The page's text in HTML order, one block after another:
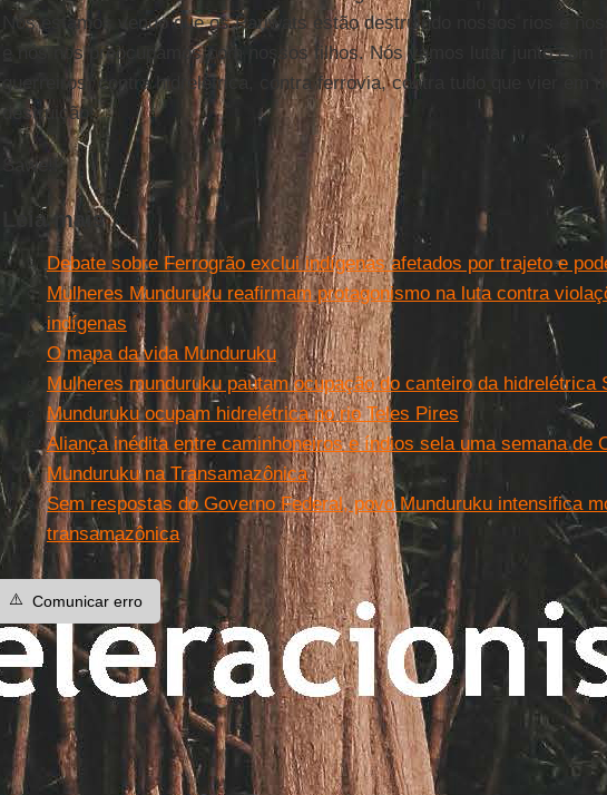
Nós estamos vendo que os Pariwats estão destruindo nossos rios e
e nós nos preocupamos com nossos filhos. Nós vamos lutar junto com
guerreiros, contra hidrelétrica, contra ferrovia, contra tudo que vier em
destruição!
Sawe!!!
Leia mais
Debate sobre Ferrogrão exclui indígenas afetados por trajeto e
Mulheres Munduruku reafirmam protagonismo na luta contra
indígenas
O mapa da vida Munduruku
Mulheres munduruku pautam ocupação do canteiro da hidrelétrica
Munduruku ocupam hidrelétrica no rio Teles Pires
Aliança inédita entre caminhoneiros e índios sela uma semana de
Munduruku na Transamazônica
Sem respostas do Governo Federal, povo Munduruku intensifica
transamazônica
⚠️ Comunicar erro